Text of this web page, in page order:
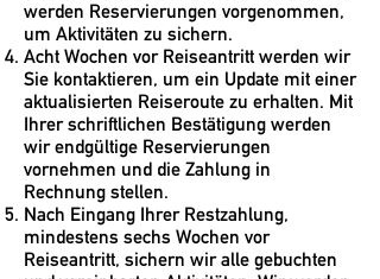
werden Reservierungen vorgenommen,
um Aktivitäten zu sichern.
Acht Wochen vor Reiseantritt werden wir
Sie kontaktieren, um ein Update mit einer
aktualisierten Reiseroute zu erhalten. Mit
Ihrer schriftlichen Bestätigung werden
wir endgültige Reservierungen
vornehmen und die Zahlung in
Rechnung stellen.
Nach Eingang Ihrer Restzahlung,
mindestens sechs Wochen vor
Reiseantritt, sichern wir alle gebuchten